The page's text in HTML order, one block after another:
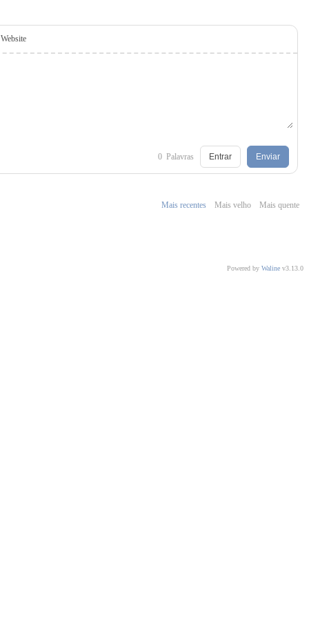
Website
0 Palavras Entrar Enviar
Mais recentes Mais velho Mais quente
Powered by Waline v3.13.0